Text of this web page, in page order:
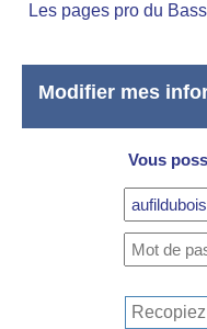
Les pages pro du
Modifier mes
Vous